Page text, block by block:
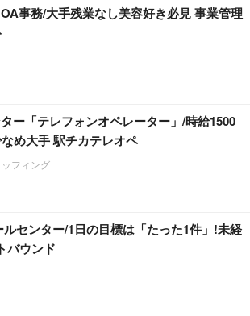
事務/大手残業なし美容好き必見 事業管理
ー「テレフォンオペレーター」/時給1500
め大手 駅チカテレオペ
フィング
ルセンター/1日の目標は「たった1件」!未経
バウンド